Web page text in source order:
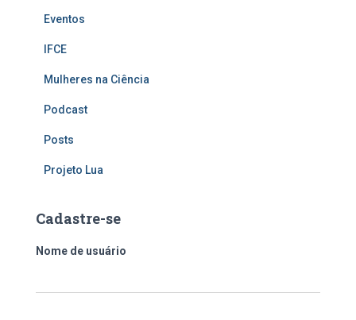
Eventos
IFCE
Mulheres na Ciência
Podcast
Posts
Projeto Lua
Cadastre-se
Nome de usuário